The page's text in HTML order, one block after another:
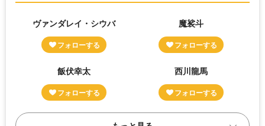
ヴァンダレイ・シウバ 魔裟斗
飯伏幸太 西川龍馬